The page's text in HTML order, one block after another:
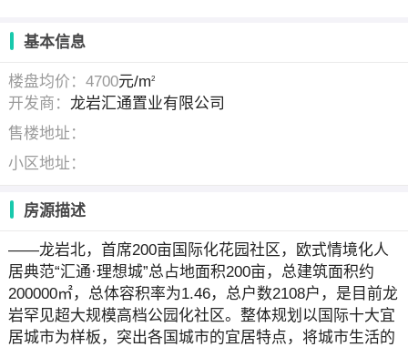
基本信息
楼盘均价：4700元/m2
开发商： 龙岩汇通置业有限公司
售楼地址：
小区地址：
房源描述
——龙岩北，首席200亩国际化花园社区，欧式情境化人
居典范“汇通·理想城”总占地面积200亩，总建筑面积约
200000㎡，总体容积率为1.46，总户数2108户，是目前龙
岩罕见超大规模高档公园化社区。整体规划以国际十大宜
居城市为样板，突出各国城市的宜居特点，将城市生活的